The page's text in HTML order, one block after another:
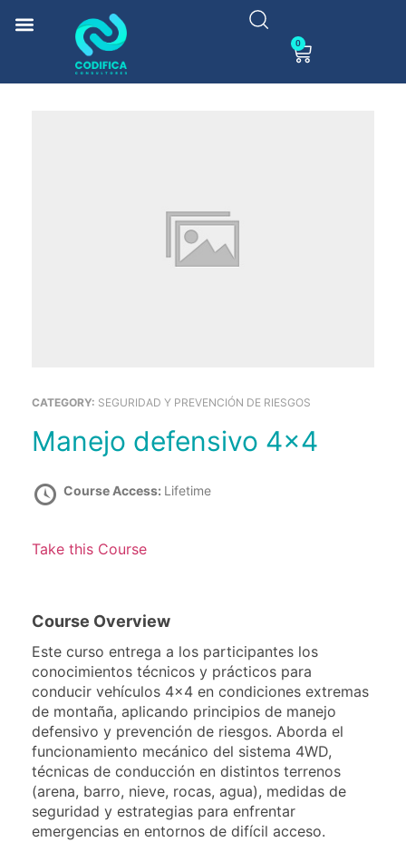
0
CATEGORY: SEGURIDAD Y PREVENCIÓN DE RIESGOS
Manejo defensivo 4×4
Course Access: Lifetime
Take this Course
Course Overview
Este curso entrega a los participantes los
conocimientos técnicos y prácticos para
conducir vehículos 4×4 en condiciones extremas
de montaña, aplicando principios de manejo
defensivo y prevención de riesgos. Aborda el
funcionamiento mecánico del sistema 4WD,
técnicas de conducción en distintos terrenos
(arena, barro, nieve, rocas, agua), medidas de
seguridad y estrategias para enfrentar
emergencias en entornos de difícil acceso.